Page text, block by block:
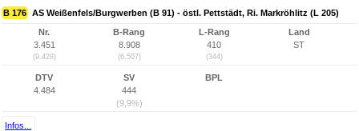
B 176 AS Weißenfels/Burgwerben (B 91) - östl. Pettstädt, Ri. Markröhlitz (L 205)
Nr.
3.451
(9.428)
B-Rang
8.908
(6.507)
L-Rang
410
(344)
Land
ST
DTV
4.484
SV
444
(9,9%)
BPL
Infos...